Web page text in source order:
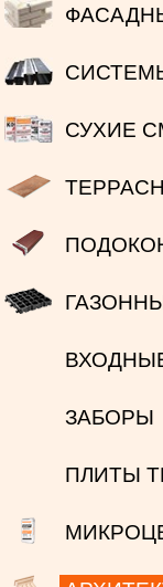
СУХИЕ
ЗАБОРЫ
ПЛИТЫ